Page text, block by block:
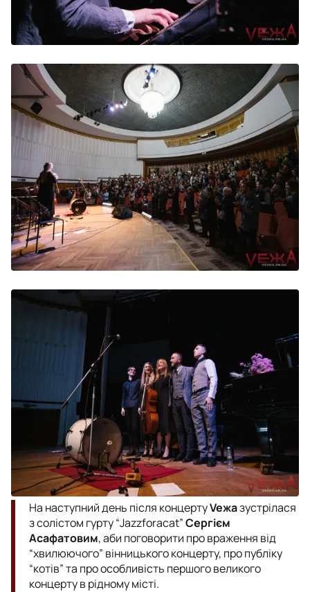
На наступний день після концертуVeжазустрілася
з солістом гурту “Jazzforacat”Сергієм
Асафатовим, аби поговорити про враження від
“хвилюючого” вінницького концерту, про публіку
“котів” та про особливість першого великого
концерту в рідному місті.